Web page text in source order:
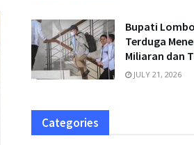
Bupati
Terduga
Miliaran dan
JULY 21, 2026
Categories